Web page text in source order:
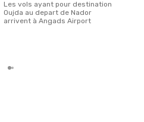
Les vols ayant pour destination
Oujda au depart de Nador
arrivent à Angads Airport